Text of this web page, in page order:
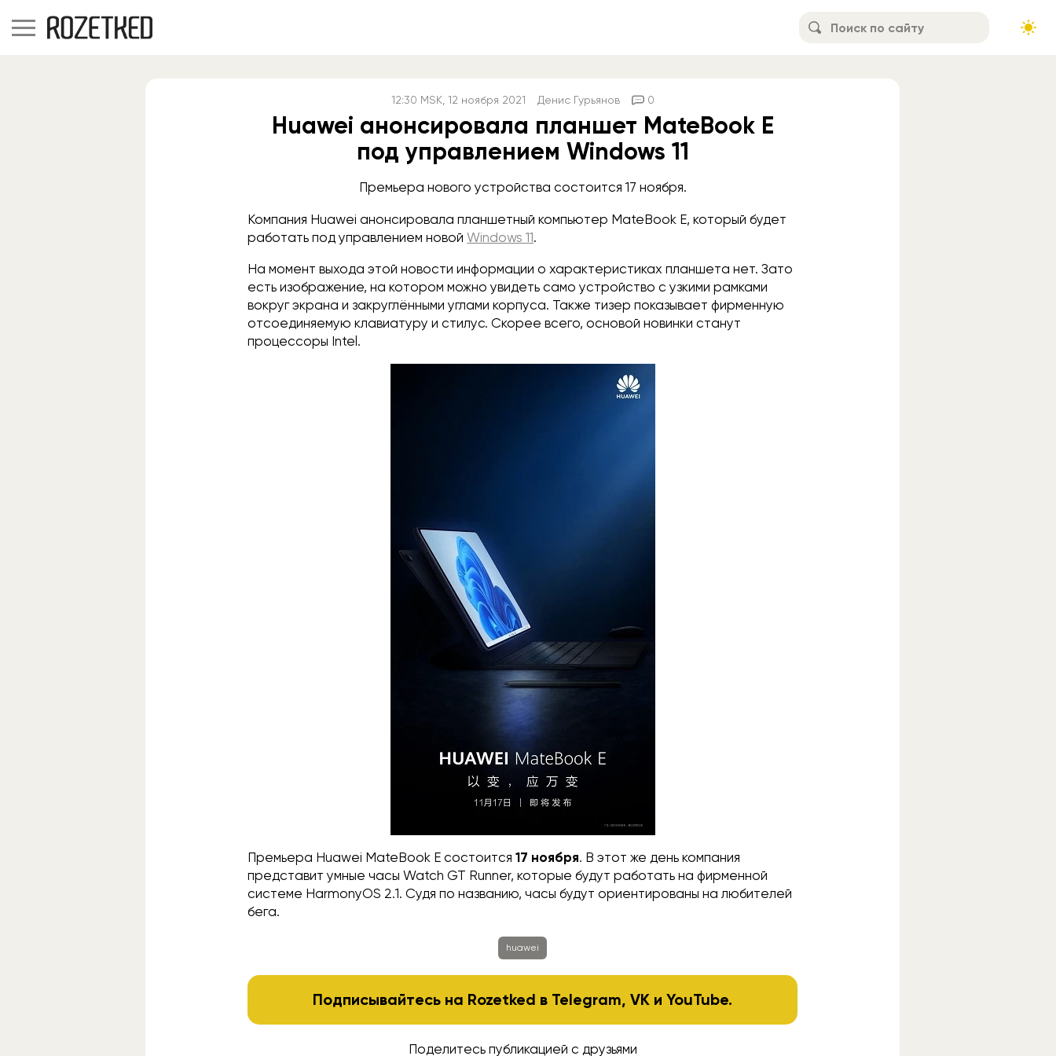
12:30 MSK, 12 ноября 2021 Денис Гурьянов 0
Huawei анонсировала планшет MateBook E
под управлением Windows 11
Премьера нового устройства состоится 17 ноября.
Компания Huawei анонсировала планшетный компьютер MateBook E, который будет
работать под управлением новойWindows 11.
На момент выхода этой новости информации о характеристиках планшета нет. Зато
есть изображение, на котором можно увидеть само устройство с узкими рамками
вокруг экрана и закруглёнными углами корпуса. Также тизер показывает фирменную
отсоединяемую клавиатуру и стилус. Скорее всего, основой новинки станут
процессоры Intel.
Премьера Huawei MateBook E состоится17 ноября. В этот же день компания
представит умные часы Watch GT Runner, которые будут работать на фирменной
системе HarmonyOS 2.1. Судя по названию, часы будут ориентированы на любителей
бега.
huawei
Подписывайтесь на Rozetked в Telegram,VK иYouTube.
Поделитесь публикацией с друзьями